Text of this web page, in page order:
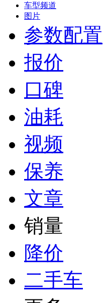
车型频道
图片
参数配置
报价
口碑
油耗
视频
保养
文章
销量
降价
二手车